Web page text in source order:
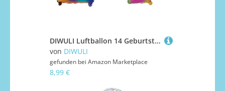
DIWULI Luftballon 14 Geburtstag XXL Bunt Regenbogen Zahl 14
von DIWULI
gefunden bei Amazon Marketplace
8,99 €